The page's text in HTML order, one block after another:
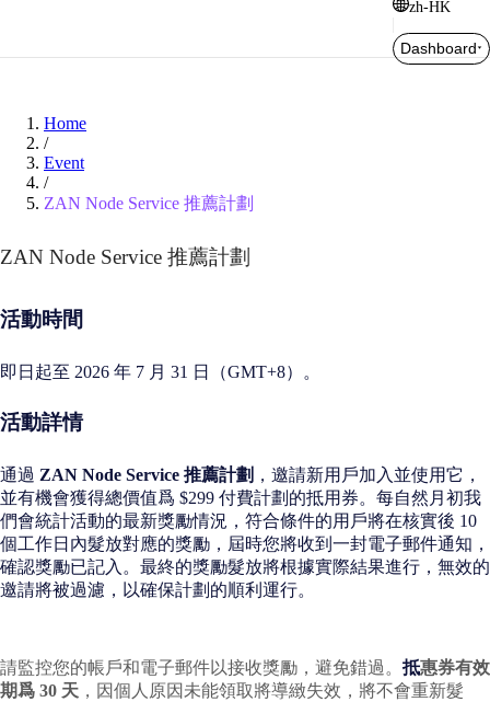
zh-HK
Dashboard
Home
/
Event
/
ZAN Node Service 推薦計劃
ZAN Node Service 推薦計劃
活動時間
即日起至 2026 年 7 月 31 日（GMT+8）。
活動詳情
通過 ZAN Node Service 推薦計劃 ，邀請新用戶加入並使用它，
並有機會獲得總價值爲 $299 付費計劃的抵用券。每自然月初我
們會統計活動的最新獎勵情況，符合條件的用戶將在核實後 10
個工作日內髮放對應的獎勵，屆時您將收到一封電子郵件通知，
確認獎勵已記入。最終的獎勵髮放將根據實際結果進行，無效的
邀請將被過濾，以確保計劃的順利運行。
請監控您的帳戶和電子郵件以接收獎勵，避免錯過。 抵惠券有效
期爲 30 天 ，因個人原因未能領取將導緻失效，將不會重新髮